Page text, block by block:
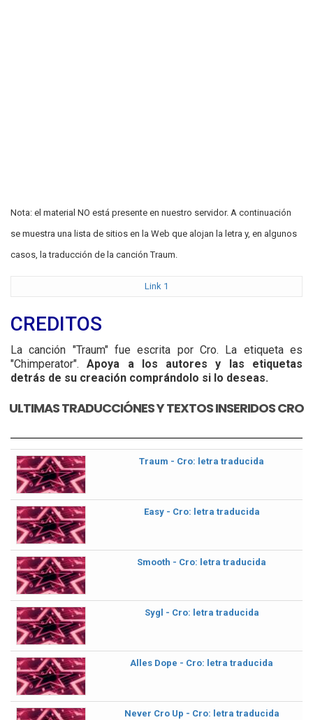
Nota: el material NO está presente en nuestro servidor. A continuación
se muestra una lista de sitios en la Web que alojan la letra y, en algunos
casos, la traducción de la canción Traum.
Link 1
CREDITOS
La canción "Traum" fue escrita por Cro. La etiqueta es
"Chimperator".Apoya a los autores y las etiquetas
detrás de su creación comprándolo si lo deseas.
ULTIMAS TRADUCCIÓNES Y TEXTOS INSERIDOS CRO
Traum - Cro: letra traducida
Easy - Cro: letra traducida
Smooth - Cro: letra traducida
Sygl - Cro: letra traducida
Alles Dope - Cro: letra traducida
Never Cro Up - Cro: letra traducida